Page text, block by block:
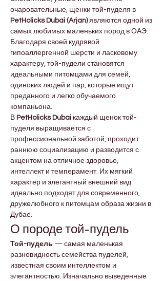
очаровательные, щенки той-пуделя в
PetHolicks Dubai (Arjan) являются одной из
самых любимых маленьких пород в ОАЭ.
Благодаря своей кудрявой
гипоаллергенной шерсти и ласковому
характеру, той-пудели становятся
идеальными питомцами для семей,
одиноких людей и пар, которые ищут
преданного и легко обучаемого
компаньона.
В PetHolicks Dubai каждый щенок той-
пуделя выращивается с
профессиональной заботой, проходит
раннюю социализацию и разводится с
акцентом на отличное здоровье,
интеллект и темперамент. Их мягкий
характер и элегантный внешний вид
идеально подходят для современного,
дружелюбного к питомцам образа жизни в
Дубае.
О породе той-пудель
Той-пудель — самая маленькая
разновидность семейства пуделей,
известная своим интеллектом и
элегантностью. Изначально выведенные